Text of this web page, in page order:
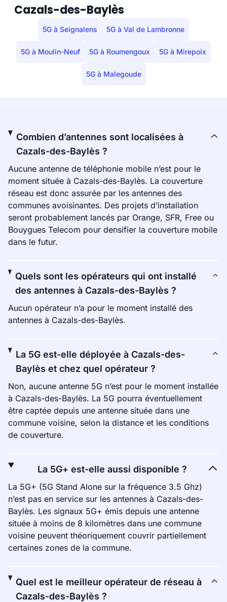
Cazals-des-Baylès
5G à Seignalens 5G à Val de Lambronne
5G à Moulin-Neuf 5G à Roumengoux 5G à Mirepoix
5G à Malegoude
Combien d’antennes sont localisées à
Cazals-des-Baylès ?
Aucune antenne de téléphonie mobile n’est pour le
moment située à Cazals-des-Baylès. La couverture
réseau est donc assurée par les antennes des
communes avoisinantes. Des projets d’installation
seront probablement lancés par Orange, SFR, Free ou
Bouygues Telecom pour densifier la couverture mobile
dans le futur.
Quels sont les opérateurs qui ont installé
des antennes à Cazals-des-Baylès ?
Aucun opérateur n’a pour le moment installé des
antennes à Cazals-des-Baylès.
La 5G est-elle déployée à Cazals-des-
Baylès et chez quel opérateur ?
Non, aucune antenne 5G n’est pour le moment installée
à Cazals-des-Baylès. La 5G pourra éventuellement
être captée depuis une antenne située dans une
commune voisine, selon la distance et les conditions
de couverture.
La 5G+ est-elle aussi disponible ?
La 5G+ (5G Stand Alone sur la fréquence 3.5 Ghz)
n’est pas en service sur les antennes à Cazals-des-
Baylès. Les signaux 5G+ émis depuis une antenne
située à moins de 8 kilomètres dans une commune
voisine peuvent théoriquement couvrir partiellement
certaines zones de la commune.
Quel est le meilleur opérateur de réseau à
Cazals-des-Baylès ?